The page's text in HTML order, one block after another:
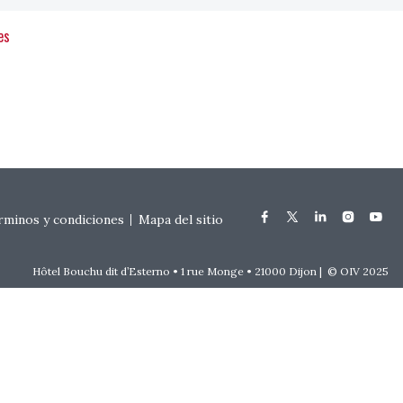
y condiciones Mapa del sitio
Hôtel Bouchu dit d’Esterno • 1 rue Monge • 21000 Dijon | © OIV 2025